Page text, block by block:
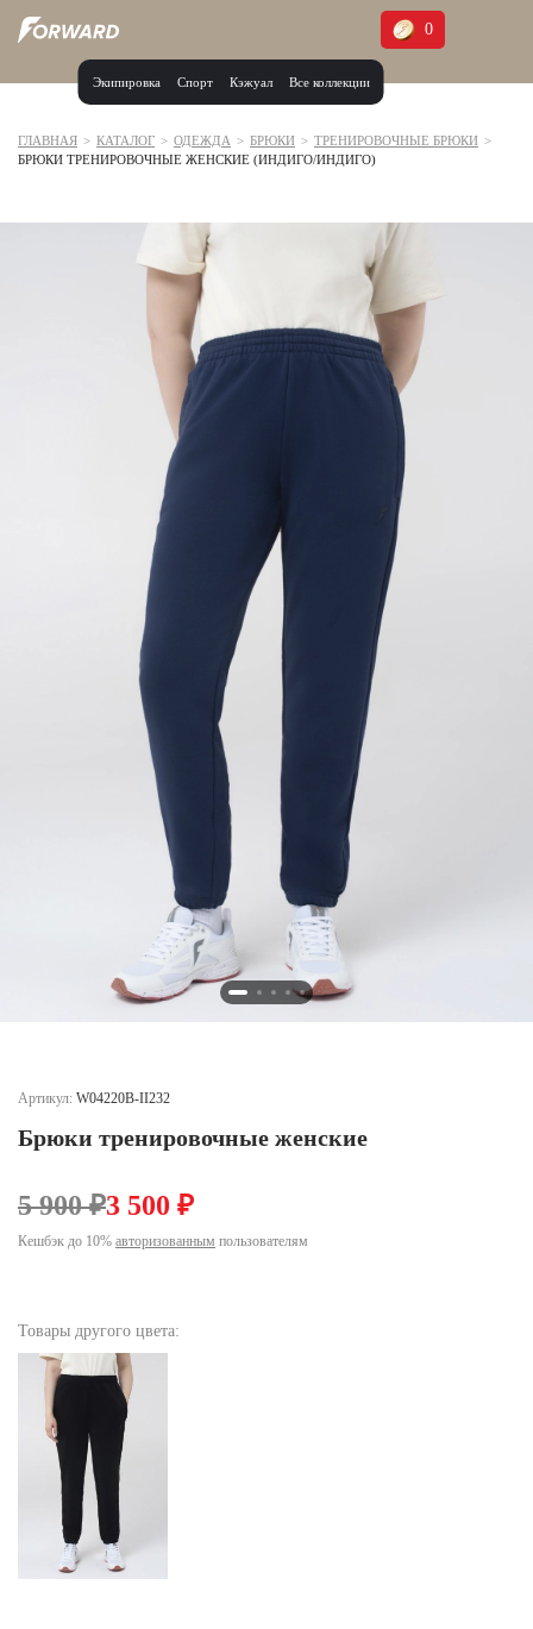
Экипировка Спорт Кэжуал Все коллекции
0
Москва и МО
Калининградская область (1)
Кемеровская область (2)
Краснодарский край (5)
Нижегородская область (1)
Новосибирская область (3)
Республика Башкортостан (3)
Республика Крым (1)
Республика Татарстан (2)
Ростовская область (2)
Самарская область (1)
Санкт-Петербург и ЛО (3)
Саратовская область (1)
Свердловская область (5)
Ставропольский край (5)
Тульская область (1)
Тюменская область (3)
ГЛАВНАЯ > КАТАЛОГ > ОДЕЖДА > БРЮКИ > ТРЕНИРОВОЧНЫЕ БРЮКИ >
БРЮКИ ТРЕНИРОВОЧНЫЕ ЖЕНСКИЕ (ИНДИГО/ИНДИГО)
Артикул: W04220B-II232
Брюки тренировочные женские
5 900 ₽3 500 ₽
Кешбэк до 10% авторизованным пользователям
Товары другого цвета: